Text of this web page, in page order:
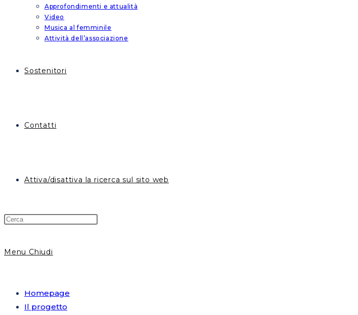
Approfondimenti e attualità
Video
Musica al femminile
Attività dell’associazione
Sostenitori
Contatti
Attiva/disattiva la ricerca sul sito web
Menu Chiudi
Homepage
Il progetto